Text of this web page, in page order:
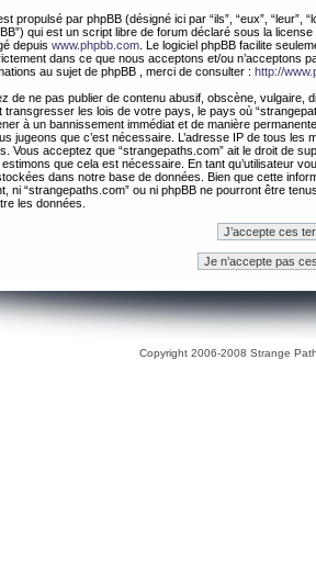
propulsé par phpBB (désigné ici par “ils”, “eux”, “leur”,
qui est un script libre de forum déclaré sous la license
depuis www.phpbb.com . Le logiciel phpBB facilite
dans ce que nous acceptons et/ou n’acceptons
au sujet de phpBB , merci de consulter : http://
de ne pas publier de contenu abusif, obscène, vulgaire,
transgresser les lois de votre pays, le pays où
à un bannissement immédiat et de manière
jugeons que c’est nécessaire. L’adresse IP de tous
Vous acceptez que “strangepaths.com” ait le droit de
que cela est nécessaire. En tant qu’utilisateur
dans notre base de données. Bien que cette
ni “strangepaths.com” ou ni phpBB ne pourront être
les données.
Copyright 2006-2008 Strange